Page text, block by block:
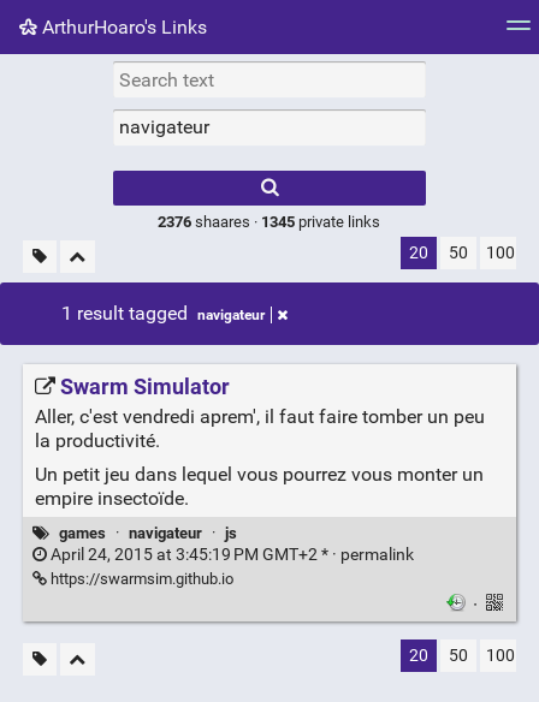
ArthurHoaro's Links
Picture wall
results.
2376 shaares · 1345 private links
20 50 100
1 result tagged navigateur
Swarm Simulator
Aller, c'est vendredi aprem', il faut faire tomber un peu
la productivité.
Un petit jeu dans lequel vous pourrez vous monter un
empire insectoïde.
games · navigateur · js
April 24, 2015 at 3:45:19 PM GMT+2 * · permalink
https://swarmsim.github.io
·
20 50 100